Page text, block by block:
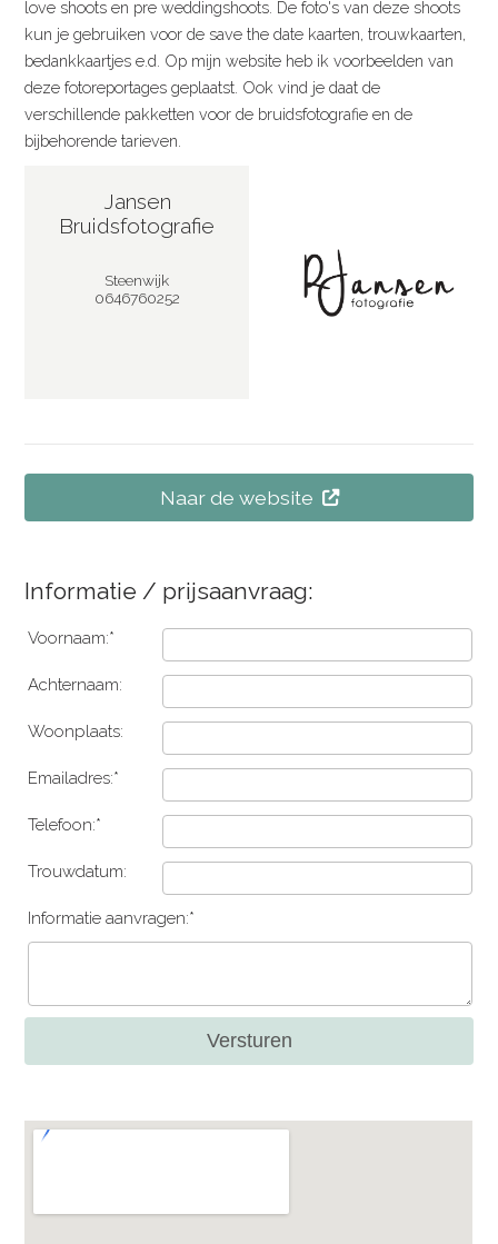
love shoots en pre weddingshoots. De foto's van deze shoots
kun je gebruiken voor de save the date kaarten, trouwkaarten,
bedankkaartjes e.d. Op mijn website heb ik voorbeelden van
deze fotoreportages geplaatst. Ook vind je daat de
verschillende pakketten voor de bruidsfotografie en de
bijbehorende tarieven.
Jansen
Bruidsfotografie
Steenwijk
0646760252
Naar de website
Informatie / prijsaanvraag:
Voornaam:*
Achternaam:
Woonplaats:
Emailadres:*
Telefoon:*
Trouwdatum:
Informatie aanvragen:*